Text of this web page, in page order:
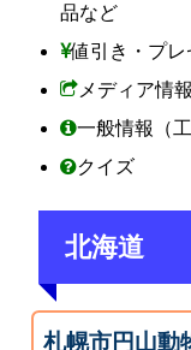
品など
値引き・プレ
メディア情報
一般情報（
クイズ
北海道
札幌市円山動